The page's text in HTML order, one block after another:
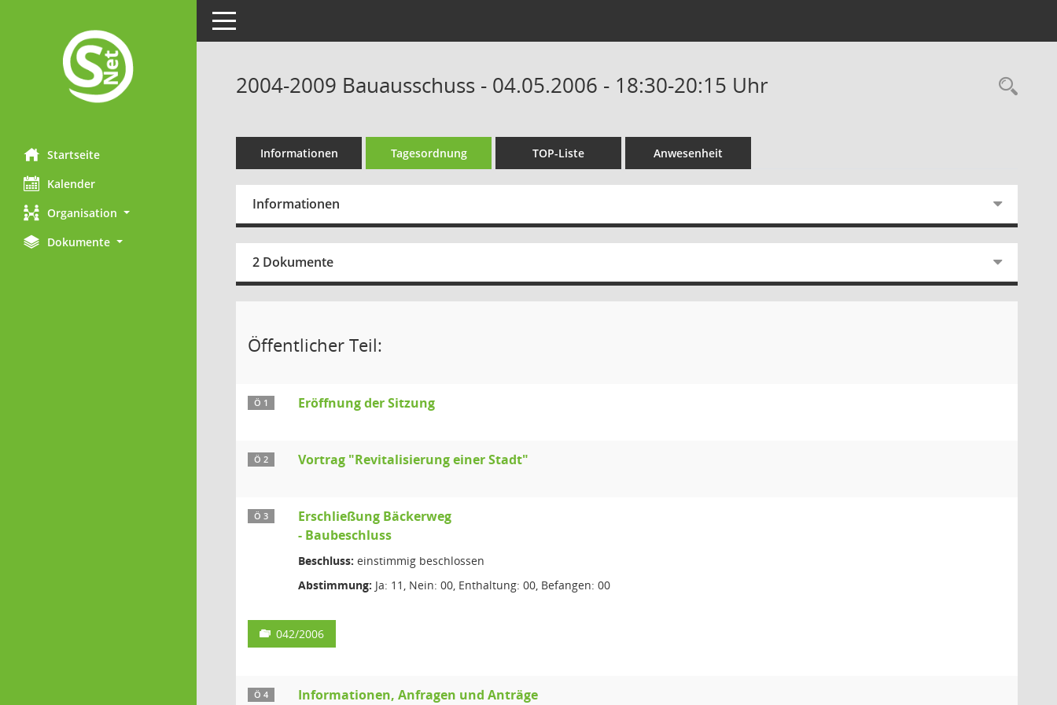
Startseite
Kalender
Organisation
Dokumente
Toggle navigation
2004-2009 Bauausschuss - 04.05.2006 - 18:30-20:15 Uhr
Informationen Tagesordnung TOP-Liste Anwesenheit
Informationen
2 Dokumente
Öffentlicher Teil:
Ö 1 Eröffnung der Sitzung
Ö 2 Vortrag "Revitalisierung einer Stadt"
Ö 3
Erschließung Bäckerweg
- Baubeschluss
Beschluss: einstimmig beschlossen
Abstimmung: Ja: 11, Nein: 00, Enthaltung: 00, Befangen: 00
042/2006
Ö 4 Informationen, Anfragen und Anträge